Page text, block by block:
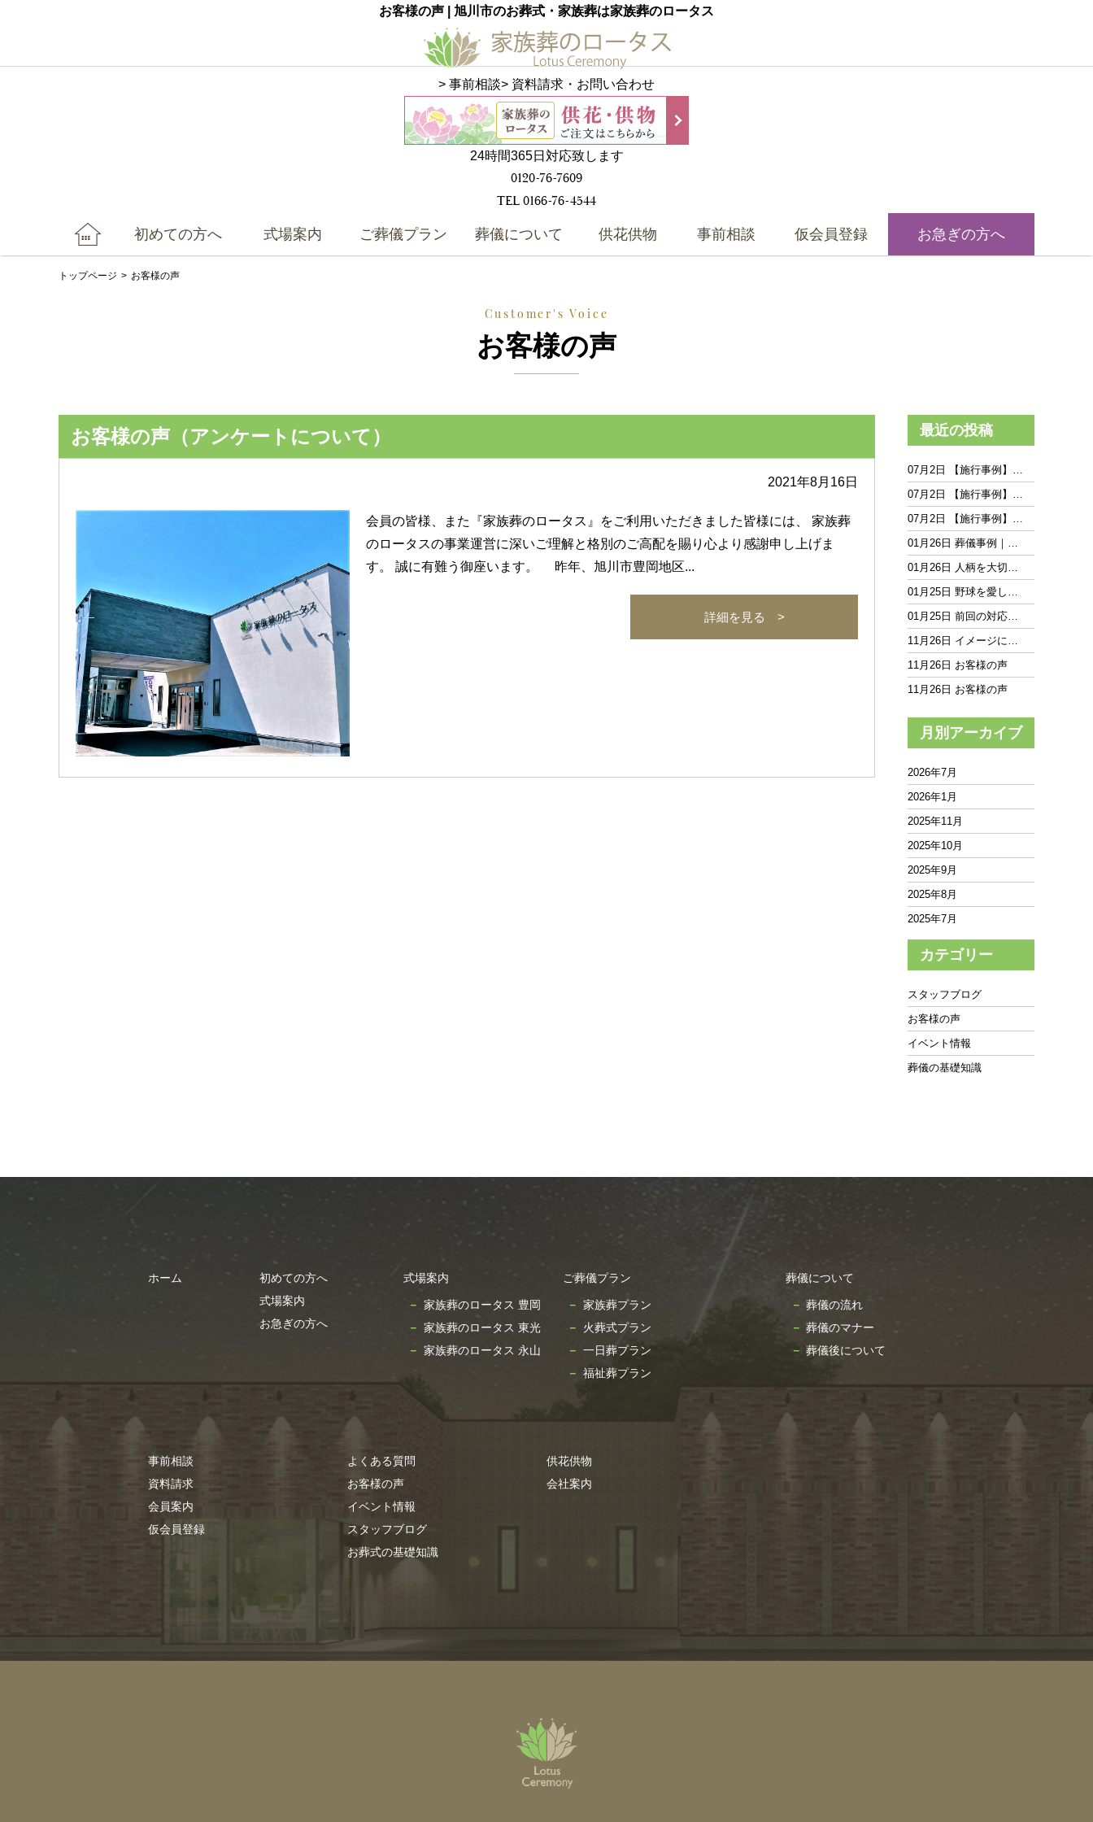
お客様の声 | 旭川市のお葬式・家族葬は家族葬のロータス
> 事前相談> 資料請求・お問い合わせ
24時間365日対応致します
0120-76-7609
TEL0166-76-4544
初めての方へ 式場案内 ご葬儀プラン 葬儀について 供花供物 事前相談 仮会員登録 お急ぎの方へ
トップページ お客様の声
Customer's Voice
お客様の声
お客様の声（アンケートについて）
2021年8月16日
会員の皆様、また『家族葬のロータス』をご利用いただきました皆様には、 家族葬
のロータスの事業運営に深いご理解と格別のご高配を賜り心より感謝申し上げま
す。 誠に有難う御座います。 昨年、旭川市豊岡地区...
詳細を見る >
最近の投稿
07月2日 【施行事例】…
07月2日 【施行事例】…
07月2日 【施行事例】…
01月26日 葬儀事例｜…
01月26日 人柄を大切…
01月25日 野球を愛し…
01月25日 前回の対応…
11月26日 イメージに…
11月26日 お客様の声
11月26日 お客様の声
月別アーカイブ
2026年7月
2026年1月
2025年11月
2025年10月
2025年9月
2025年8月
2025年7月
2025年6月
2025年5月
2025年4月
2025年3月
2025年2月
2025年1月
2023年12月
2023年8月
2023年7月
カテゴリー
スタッフブログ
お客様の声
イベント情報
葬儀の基礎知識
ホーム
初めての方へ
式場案内
お急ぎの方へ
式場案内
家族葬のロータス 豊岡
家族葬のロータス 東光
家族葬のロータス 永山
ご葬儀プラン
家族葬プラン
火葬式プラン
一日葬プラン
福祉葬プラン
葬儀について
葬儀の流れ
葬儀のマナー
葬儀後について
事前相談
資料請求
会員案内
仮会員登録
よくある質問
お客様の声
イベント情報
スタッフブログ
お葬式の基礎知識
供花供物
会社案内